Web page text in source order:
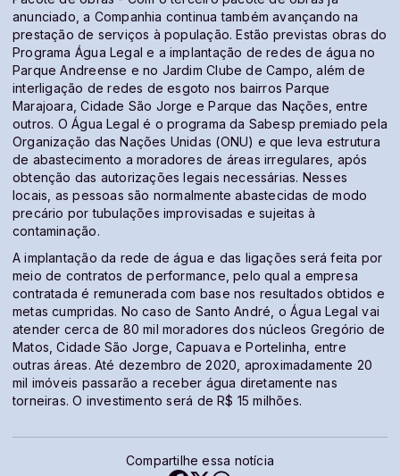
anunciado, a Companhia continua também avançando na
prestação de serviços à população. Estão previstas obras do
Programa Água Legal e a implantação de redes de água no
Parque Andreense e no Jardim Clube de Campo, além de
interligação de redes de esgoto nos bairros Parque
Marajoara, Cidade São Jorge e Parque das Nações, entre
outros. O Água Legal é o programa da Sabesp premiado pela
Organização das Nações Unidas (ONU) e que leva estrutura
de abastecimento a moradores de áreas irregulares, após
obtenção das autorizações legais necessárias. Nesses
locais, as pessoas são normalmente abastecidas de modo
precário por tubulações improvisadas e sujeitas à
contaminação.
A implantação da rede de água e das ligações será feita por
meio de contratos de performance, pelo qual a empresa
contratada é remunerada com base nos resultados obtidos e
metas cumpridas. No caso de Santo André, o Água Legal vai
atender cerca de 80 mil moradores dos núcleos Gregório de
Matos, Cidade São Jorge, Capuava e Portelinha, entre
outras áreas. Até dezembro de 2020, aproximadamente 20
mil imóveis passarão a receber água diretamente nas
torneiras. O investimento será de R$ 15 milhões.
Compartilhe essa notícia